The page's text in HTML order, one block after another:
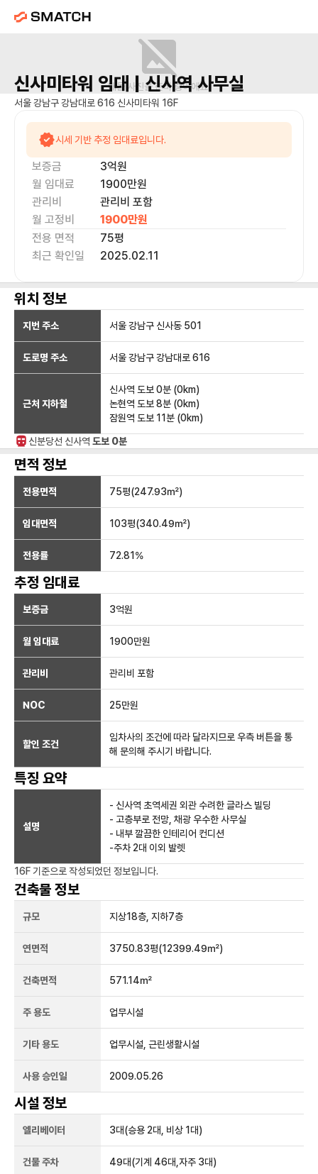
매물 사진을 준비 중이에요.
신사미타워 임대 | 신사역사무실
서울 강남구 강남대로 616 신사미타워 16F
시세 기반 추정 임대료입니다.
보증금 3억원
월 임대료
1900만원
관리비
관리비 포함
월 고정비
1900만원
전용 면적
75평
최근 확인일
2025.02.11
위치 정보
지번 주소 서울 강남구 신사동 501
도로명 주소 서울 강남구 강남대로 616
근처 지하철
신사역 도보 0분 (0km)
논현역 도보 8분 (0km)
잠원역 도보 11분 (0km)
신분당선 신사역 도보 0분
면적 정보
전용면적 75평(247.93㎡)
임대면적 103평(340.49㎡)
전용률 72.81 %
추정 임대료
보증금 3억원
월 임대료 1900만원
관리비 관리비 포함
NOC 25만원
할인 조건
임차사의 조건에 따라 달라지므로 우측 버튼을 통
해 문의해 주시기 바랍니다.
특징 요약
설명
- 신사역 초역세권 외관 수려한 글라스 빌딩
- 고층부로 전망, 채광 우수한 사무실
- 내부 깔끔한 인테리어 컨디션
-주차 2대 이외 발렛
16F 기준으로 작성되었던 정보입니다.
건축물 정보
규모 지상18층, 지하7층
연면적 3750.83평(12399.49㎡)
건축면적 571.14㎡
주 용도 업무시설
기타 용도 업무시설, 근린생활시설
사용 승인일 2009.05.26
시설 정보
엘리베이터 3대(승용 2대, 비상 1대)
건물 주차 49대(기계 46대,자주 3대)